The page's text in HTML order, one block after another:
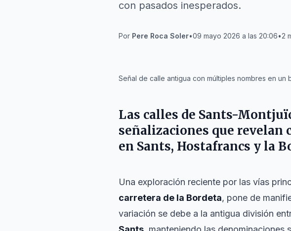
con pasados inesperados.
Por Pere Roca Soler•09 mayo 2026 a las 20:06•2
Señal de calle antigua con múltiples nombres en un
Las calles de Sants-
señalizaciones que revelan
en Sants, Hostafrancs y la
Una exploración reciente por las vías
carretera de la Bordeta, pone de
variación se debe a la antigua división